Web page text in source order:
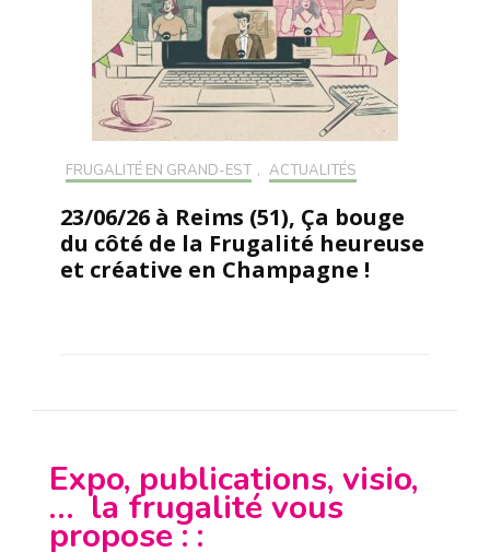
FRUGALITÉ EN GRAND-EST , ACTUALITÉS
23/06/26 à Reims (51), Ça bouge
du côté de la Frugalité heureuse
et créative en Champagne !
Expo, publications, visio,
… la frugalité vous
propose : :